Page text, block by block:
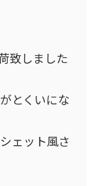
致しました
とくいにな
ェット風さ